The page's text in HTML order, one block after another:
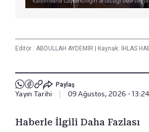
Editör : ABDULLAH AYDEMİR | Kaynak: İHLAS
Paylaş
Yayın Tarihi 09 Ağustos, 2026 - 13:24
Haberle İlgili Daha Fazlası